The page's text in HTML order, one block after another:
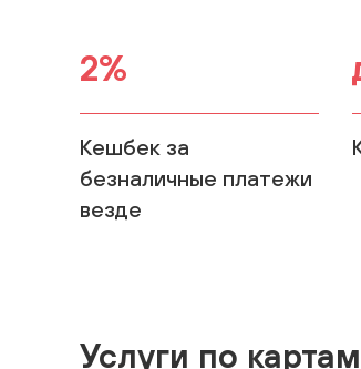
2%
Кешбек за
безналичные платежи
везде
Услуги по картам